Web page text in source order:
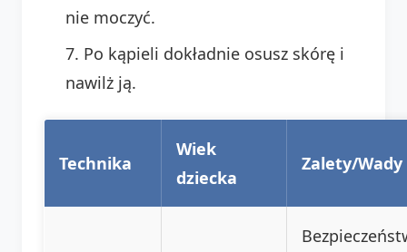
nie moczyć.
Po kąpieli dokładnie osusz skórę i
nawilż ją.
Technika
Wiek
dziecka
Zalety/Wady